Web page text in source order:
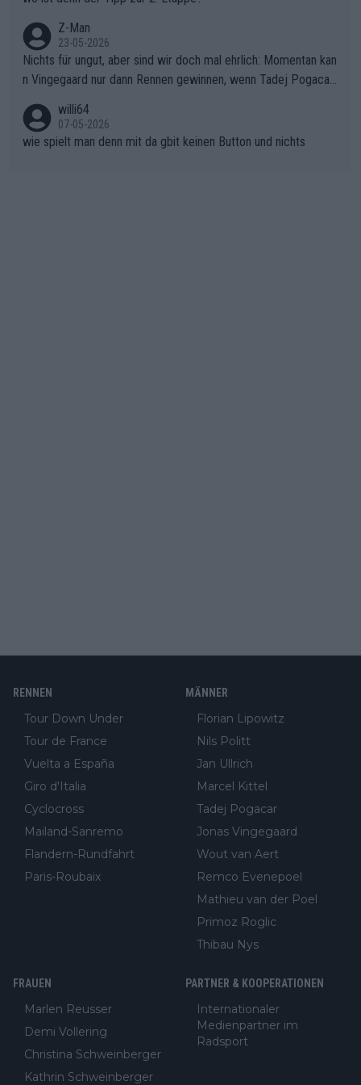
einem harten Aufstieg einmal den Moment verpasst und der K
onkurrentin die "zweite Luft" schenkt, ist der Schaden am Ber
g kaum noch zu reparieren.Vor uns liegt nun das große Finale R
ichtung Nizza. Niewiadoma hat psychologisch Oberwasser, ab
er SD Worx und Vollering müssen jetzt All-In gehen. (gregman
n)
Z-Man
23-05-2026
Nichts für ungut, aber sind wir doch mal ehrlich: Momentan kan
n Vingegaard nur dann Rennen gewinnen, wenn Tadej Pogacar
willi64
07-05-2026
wie spielt man denn mit da gbit keinen Button und nichts
RENNEN
Tour Down Under
Tour de France
Vuelta a España
Giro d'Italia
Cyclocross
Mailand-Sanremo
Flandern-Rundfahrt
Paris-Roubaix
MÄNNER
Florian Lipowitz
Nils Politt
Jan Ullrich
Marcel Kittel
Tadej Pogacar
Jonas Vingegaard
Wout van Aert
Remco Evenepoel
Mathieu van der Poel
Primoz Roglic
Thibau Nys
FRAUEN
Marlen Reusser
Demi Vollering
Christina Schweinberger
Kathrin Schweinberger
PARTNER & KOOPERATIONEN
Internationaler
Medienpartner im
Radsport